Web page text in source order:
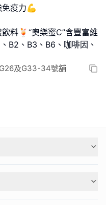
疫力💪
料🍹“奧樂蜜C”含豐富維
B2、B3、B6、咖啡因、
及G33-34號舖